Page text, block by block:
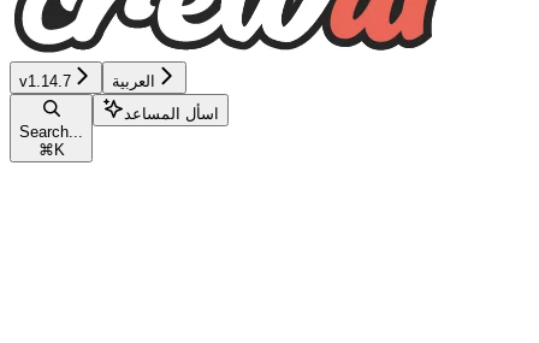
v1.14.7 العربية
Search...
⌘ K
اسأل المساعد